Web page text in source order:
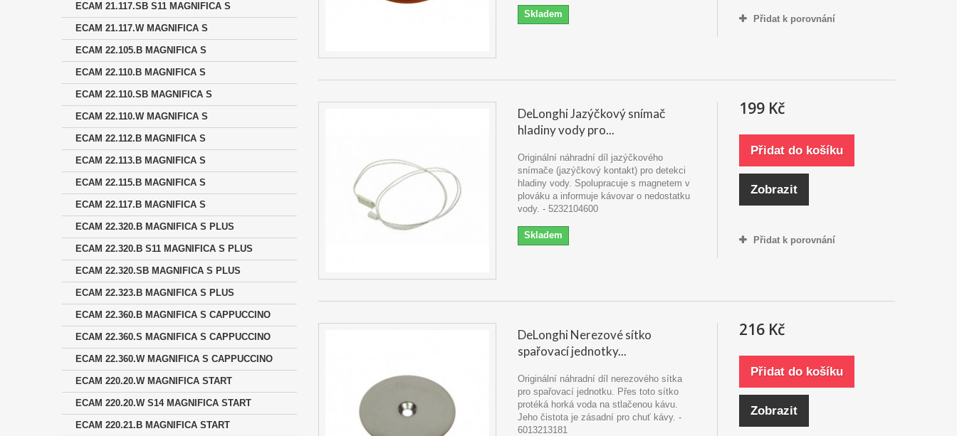
ECAM 21.117.SB S11 MAGNIFICA S
ECAM 21.117.W MAGNIFICA S
ECAM 22.105.B MAGNIFICA S
ECAM 22.110.B MAGNIFICA S
ECAM 22.110.SB MAGNIFICA S
ECAM 22.110.W MAGNIFICA S
ECAM 22.112.B MAGNIFICA S
ECAM 22.113.B MAGNIFICA S
ECAM 22.115.B MAGNIFICA S
ECAM 22.117.B MAGNIFICA S
ECAM 22.320.B MAGNIFICA S PLUS
ECAM 22.320.B S11 MAGNIFICA S PLUS
ECAM 22.320.SB MAGNIFICA S PLUS
ECAM 22.323.B MAGNIFICA S PLUS
ECAM 22.360.B MAGNIFICA S CAPPUCCINO
ECAM 22.360.S MAGNIFICA S CAPPUCCINO
ECAM 22.360.W MAGNIFICA S CAPPUCCINO
ECAM 220.20.W MAGNIFICA START
ECAM 220.20.W S14 MAGNIFICA START
ECAM 220.21.B MAGNIFICA START
Skladem Přidat k porovnání
DeLonghi Jazýčkový snímač
hladiny vody pro...
Originální náhradní díl jazýčkového
snímače (jazýčkový kontakt) pro detekci
hladiny vody. Spolupracuje s magnetem v
plováku a informuje kávovar o nedostatku
vody. - 5232104600
Skladem
199 Kč
Přidat do košíku
Zobrazit
Přidat k porovnání
DeLonghi Nerezové sítko
spařovací jednotky...
Originální náhradní díl nerezového sítka
pro spařovací jednotku. Přes toto sítko
protéká horká voda na stlačenou kávu.
Jeho čistota je zásadní pro chuť kávy. -
6013213181
216 Kč
Přidat do košíku
Zobrazit